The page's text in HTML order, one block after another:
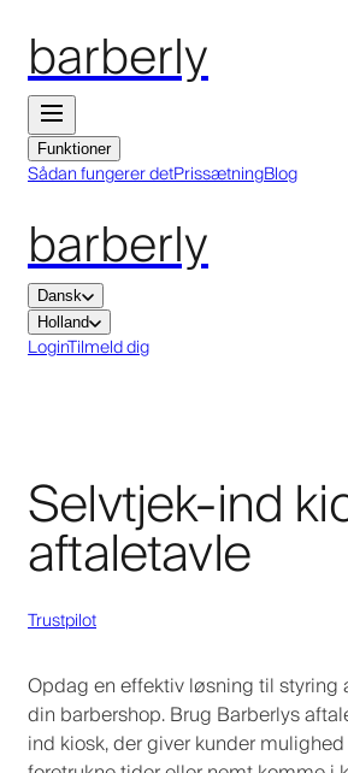
barberly
Funktioner
Sådan fungerer detPrissætningBlog
barberly
Dansk
Holland
LoginTilmeld dig
Selvtjek-ind
aftaletavle
Trustpilot
Opdag en effektiv løsning til
din barbershop. Brug Barberlys
ind kiosk, der giver kunder